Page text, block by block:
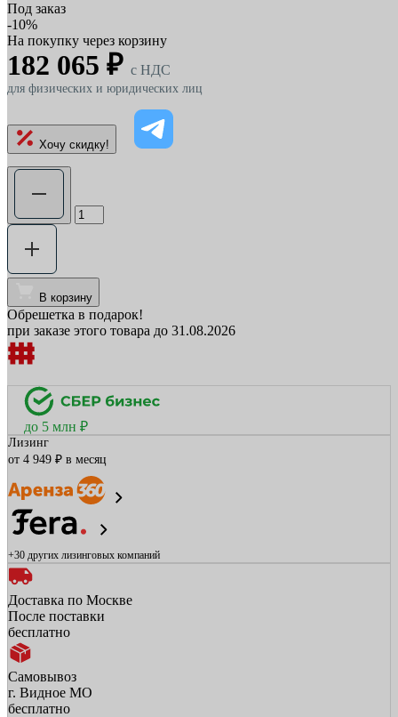
Под заказ
-10%
На покупку через корзину
182 065 ₽ c НДС
для физических и юридических лиц
Хочу скидку!
В корзину
Обрешетка в подарок!
при заказе этого товара до 31.08.2026
до 5 млн ₽
Лизинг
от 4 949 ₽ в месяц
+30 других лизинговых компаний
Доставка по Москве
После поставки
бесплатно
Самовывоз
г. Видное МО
бесплатно